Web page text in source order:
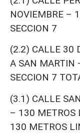
NOVIEMBRE –
SECCION 7
(2.2) CALLE 30
A SAN MARTIN
SECCION 7
(3.1) CALLE
– 130 METROS
130 METROS